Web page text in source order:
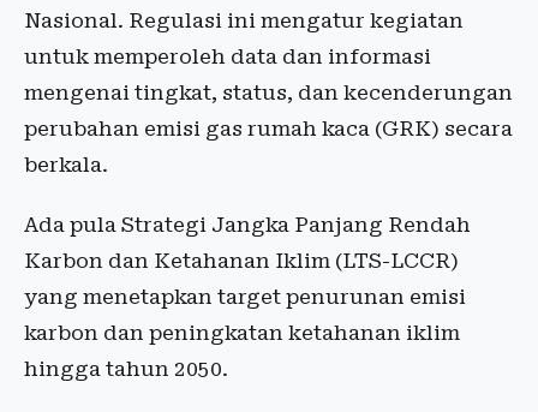
Nasional. Regulasi ini mengatur kegiatan
untuk memperoleh data dan informasi
mengenai tingkat, status, dan kecenderungan
perubahan emisi gas rumah kaca (GRK) secara
berkala.
Ada pula Strategi Jangka Panjang Rendah
Karbon dan Ketahanan Iklim (LTS-LCCR)
yang menetapkan target penurunan emisi
karbon dan peningkatan ketahanan iklim
hingga tahun 2050.